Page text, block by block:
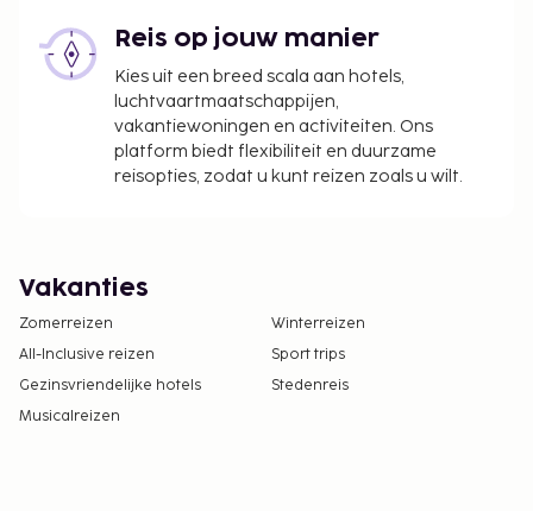
Reis op jouw manier
Kies uit een breed scala aan hotels,
luchtvaartmaatschappijen,
vakantiewoningen en activiteiten. Ons
platform biedt flexibiliteit en duurzame
reisopties, zodat u kunt reizen zoals u wilt.
Vakanties
Zomerreizen
Winterreizen
All-Inclusive reizen
Sport trips
Gezinsvriendelijke hotels
Stedenreis
Musicalreizen